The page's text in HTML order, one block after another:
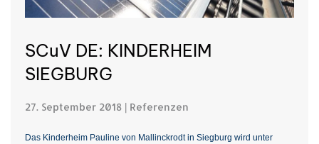
SCuV DE: KINDERHEIM
SIEGBURG
27. September 2018 | Referenzen
Das Kinderheim Pauline von Mallinckrodt in Siegburg wird unter